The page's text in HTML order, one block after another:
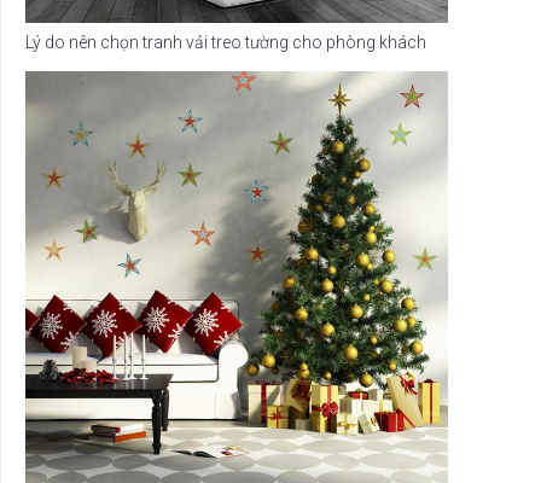
Lý do nên chọn tranh vải treo tường cho phòng khách